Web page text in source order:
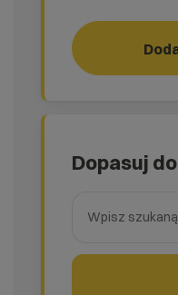
Dopasuj